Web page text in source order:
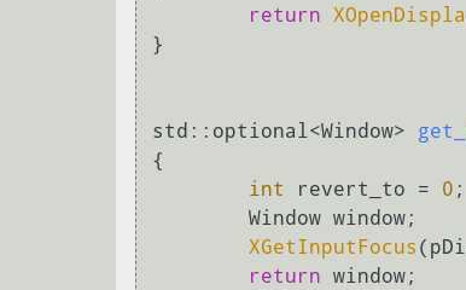
return
}
std::optional<Window>
{
int
revert_to = 0 ;
XGetInputFocus
return window;